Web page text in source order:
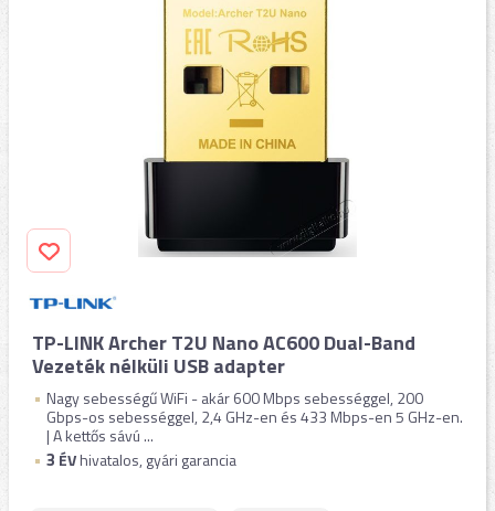
TP-LINK Archer T2U Nano AC600 Dual-Band
Vezeték nélküli USB adapter
Nagy sebességű WiFi - akár 600 Mbps sebességgel, 200
Gbps-os sebességgel, 2,4 GHz-en és 433 Mbps-en 5 GHz-en.
| A kettős sávú ...
3 ÉVhivatalos, gyári garancia